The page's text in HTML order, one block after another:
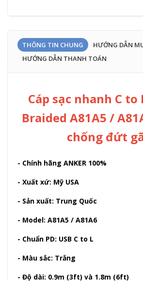
THÔNG TIN CHUNG
HƯỚNG DẪN
HƯỚNG DẪN THANH TOÁN
Cáp sạc nhanh C to
Braided A81A5 /
chống đứt
- Chính hãng ANKER 100%
- Xuất xứ: Mỹ USA
- Sản xuất: Trung Quốc
- Model: A81A5 / A81A6
- Chuẩn PD: USB C to L
- Màu sắc: Trắng
- Độ dài: 0.9m (3ft) và 1.8m (6ft)